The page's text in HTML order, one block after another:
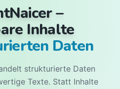
–
Inhalte
Daten
strukturierte Daten
Texte. Statt Inhalte